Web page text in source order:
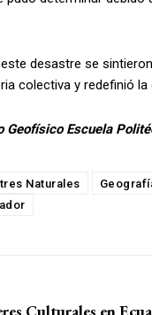
desastre se
colectiva y redefinió la
Geofísico Escuela
Naturales